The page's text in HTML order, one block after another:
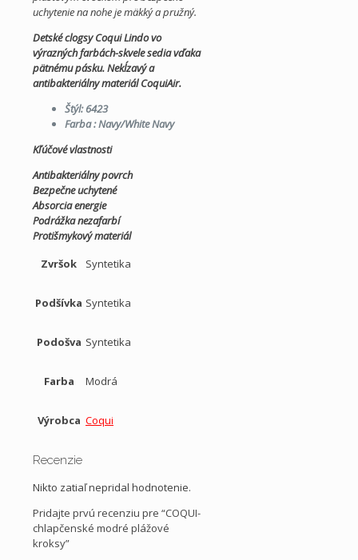
uchytenie na nohe je mäkký a pružný.
Detské clogsy Coqui Lindo vo
výrazných farbách-skvele sedia vďaka
pätnému pásku. Nekĺzavý a
antibakteriálny materiál CoquiAir.
Štýl: 6423
Farba : Navy/White Navy
Kľúčové vlastnosti
Antibakteriálny povrch
Bezpečne uchytené
Absorcia energie
Podrážka nezafarbí
Protišmykový materiál
Zvršok
Syntetika
Podšívka Syntetika
Podošva Syntetika
Farba Modrá
Výrobca Coqui
Recenzie
Nikto zatiaľ nepridal hodnotenie.
Pridajte prvú recenziu pre “COQUI-
chlapčenské modré plážové
kroksy”